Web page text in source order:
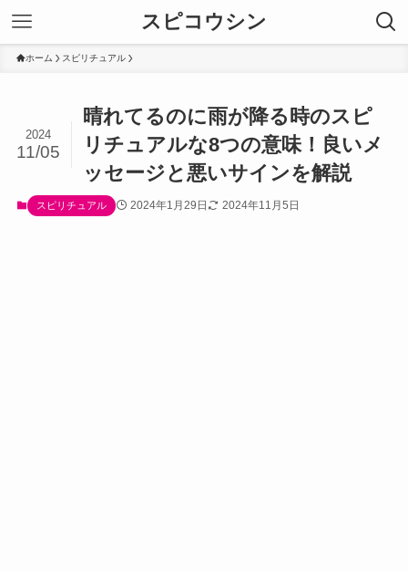
スピコウシン
ホーム スピリチュアル
晴れてるのに雨が降る時のスピ
リチュアルな8つの意味！良いメ
ッセージと悪いサインを解説
2024
11/05
スピリチュアル 2024年1月29日 2024年11月5日